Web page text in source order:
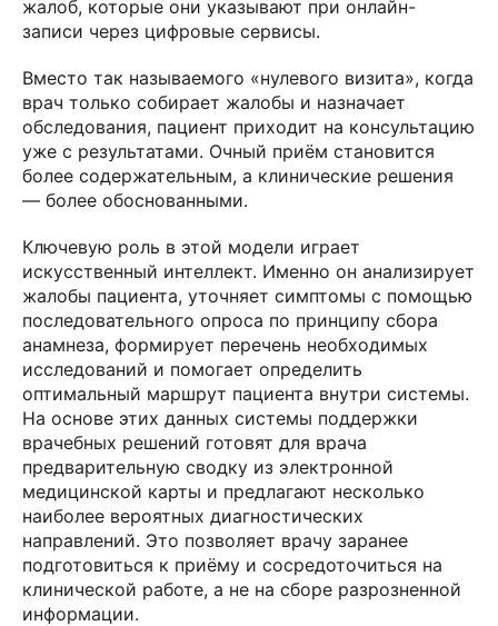
жалоб, которые они указывают при онлайн-
записи через цифровые сервисы.
Вместо так называемого «нулевого визита», когда
врач только собирает жалобы и назначает
обследования, пациент приходит на консультацию
уже с результатами. Очный приём становится
более содержательным, а клинические решения
— более обоснованными.
Ключевую роль в этой модели играет
искусственный интеллект. Именно он анализирует
жалобы пациента, уточняет симптомы с помощью
последовательного опроса по принципу сбора
анамнеза, формирует перечень необходимых
исследований и помогает определить
оптимальный маршрут пациента внутри системы.
На основе этих данных системы поддержки
врачебных решений готовят для врача
предварительную сводку из электронной
медицинской карты и предлагают несколько
наиболее вероятных диагностических
направлений. Это позволяет врачу заранее
подготовиться к приёму и сосредоточиться на
клинической работе, а не на сборе разрозненной
информации.